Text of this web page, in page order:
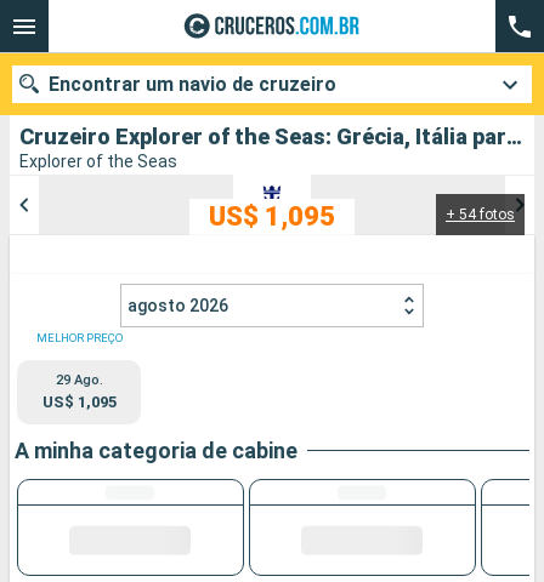
Cruzeiro Explorer of the Seas: Grécia, Itália partindo de Ravena
Explorer of the Seas
+ 54 fotos
US$ 1,095
agosto 2026
MELHOR PREÇO
29 Ago.
US$ 1,095
A minha categoria de cabine
Encontrar um navio de cruzeiro
Cidades Companhias